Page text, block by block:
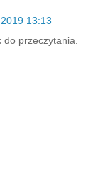
13:13
do przeczytania.